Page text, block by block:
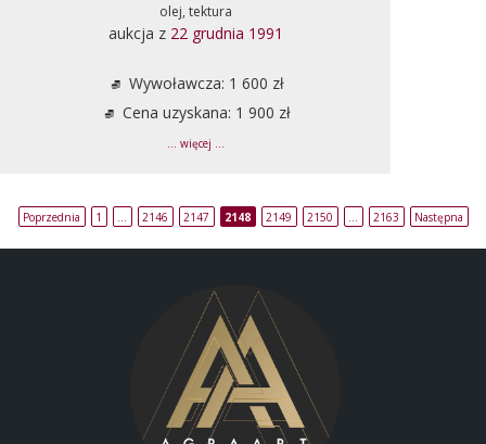
olej, tektura
aukcja z 22 grudnia 1991
Wywoławcza: 1 600 zł
Cena uzyskana: 1 900 zł
... więcej ...
Poprzednia 1 2146 2147 2148 2149 2150 2163 Następna